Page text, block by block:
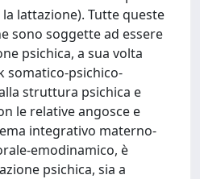
lattazione). Tutte queste
sono soggette ad essere
psichica, a sua volta
somatico-psichico-
struttura psichica e
le relative angosce e
integrativo materno-
emodinamico, è
psichica, sia a